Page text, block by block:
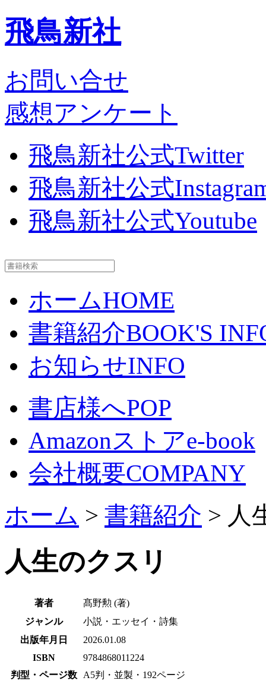
飛鳥新社
お問い合せ
感想アンケート
飛鳥新社公式Twitter
飛鳥新社公式
飛鳥新社公式Youtube
ホームHOME
書籍紹介BOOK'S
お知らせINFO
書店様へPOP
Amazonストアe-book
会社概要COMPANY
ホーム > 書籍紹介 > 人
人生のクスリ
著者
髙野勲 (著)
ジャンル
小説・エッセイ・詩集
出版年月日
2026.01.08
ISBN
9784868011224
判型・ページ数
A5判・並製・192ページ